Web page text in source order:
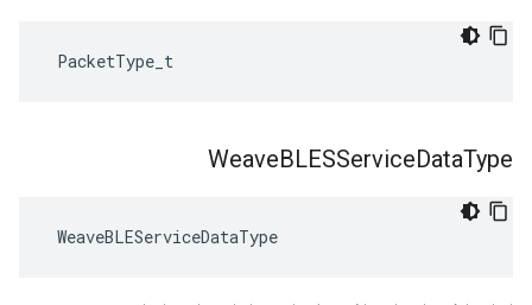
PacketType_t
WeaveBLESServiceDataType
WeaveBLEServiceDataType